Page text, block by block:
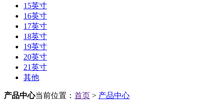
15英寸
16英寸
17英寸
18英寸
19英寸
20英寸
21英寸
其他
产品中心当前位置： 首页 > 产品中心